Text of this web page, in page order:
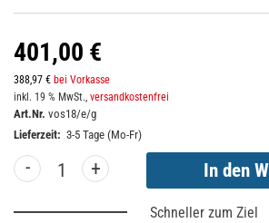
401,00 €
388,97 € bei Vorkasse
inkl. 19 % MwSt., versandkostenfrei
Art.Nr. vos18/e/g
Lieferzeit: 3-5 Tage (Mo-Fr)
- +
Schneller zum Ziel